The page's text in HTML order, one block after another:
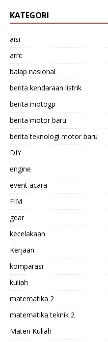
KATEGORI
aisi
arrc
balap nasional
berita kendaraan listrik
berita motogp
berita motor baru
berita teknologi motor baru
DIY
engine
event acara
FIM
gear
kecelakaan
Kerjaan
komparasi
kuliah
matematika 2
matematika teknik 2
Materi Kuliah